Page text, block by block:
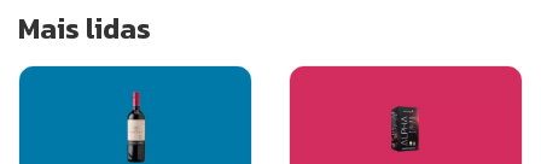
Mais lidas